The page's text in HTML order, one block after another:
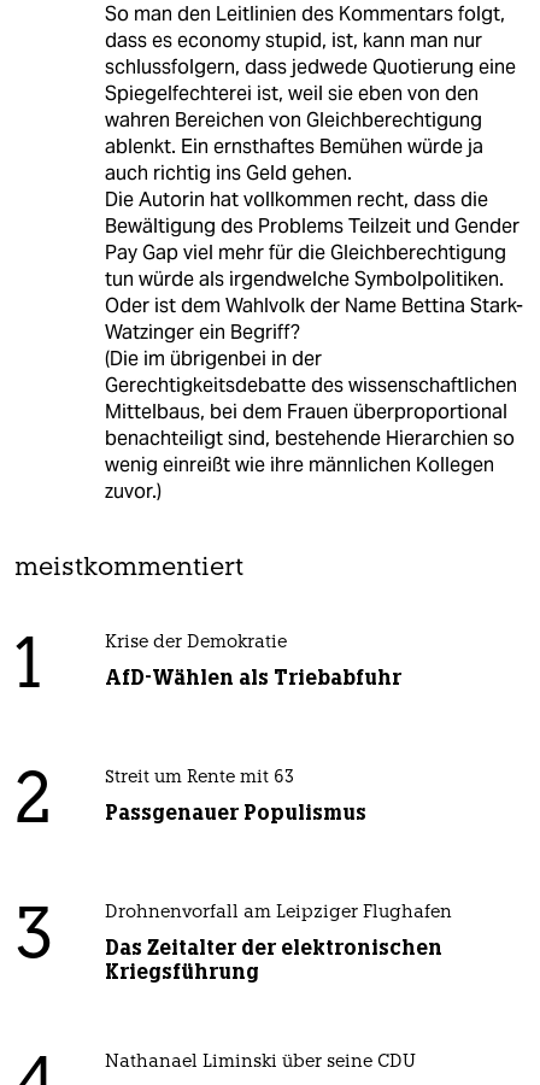
So man den Leitlinien des Kommentars folgt,
dass es economy stupid, ist, kann man nur
schlussfolgern, dass jedwede Quotierung eine
Spiegelfechterei ist, weil sie eben von den
wahren Bereichen von Gleichberechtigung
ablenkt. Ein ernsthaftes Bemühen würde ja
auch richtig ins Geld gehen.
Die Autorin hat vollkommen recht, dass die
Bewältigung des Problems Teilzeit und Gender
Pay Gap viel mehr für die Gleichberechtigung
tun würde als irgendwelche Symbolpolitiken.
Oder ist dem Wahlvolk der Name Bettina Stark-
Watzinger ein Begriff?
(Die im übrigenbei in der
Gerechtigkeitsdebatte des wissenschaftlichen
Mittelbaus, bei dem Frauen überproportional
benachteiligt sind, bestehende Hierarchien so
wenig einreißt wie ihre männlichen Kollegen
zuvor.)
meistkommentiert
1 Krise der Demokratie
AfD-Wählen als Triebabfuhr
2 Streit um Rente mit 63
Passgenauer Populismus
3 Drohnenvorfall am Leipziger Flughafen
Das Zeitalter der elektronischen
Kriegsführung
Nathanael Liminski über seine CDU